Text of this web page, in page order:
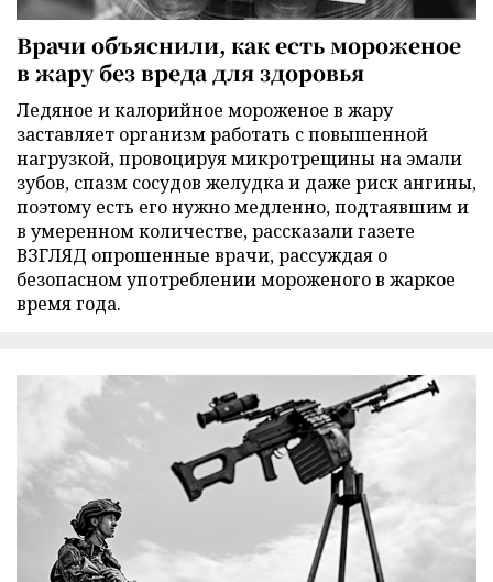
Врачи объяснили, как есть мороженое
в жару без вреда для здоровья
Ледяное и калорийное мороженое в жару
заставляет организм работать с повышенной
нагрузкой, провоцируя микротрещины на эмали
зубов, спазм сосудов желудка и даже риск ангины,
поэтому есть его нужно медленно, подтаявшим и
в умеренном количестве, рассказали газете
ВЗГЛЯД опрошенные врачи, рассуждая о
безопасном употреблении мороженого в жаркое
время года.